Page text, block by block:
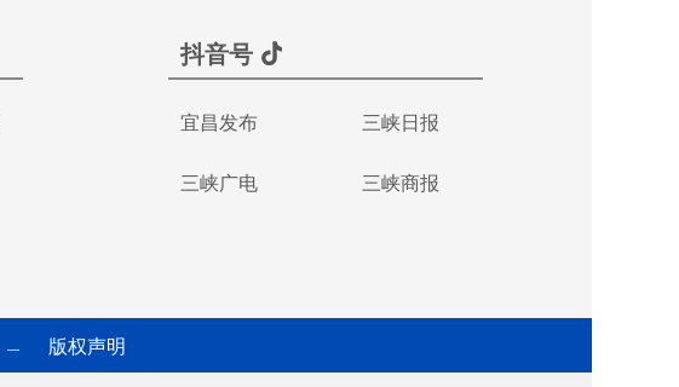
抖音号
宜昌发布 三峡日报
三峡广电 三峡商报
— 版权声明